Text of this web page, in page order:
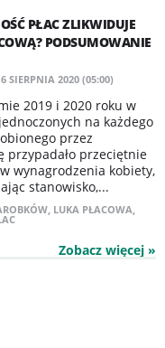
PŁAC ZLIKWIDUJE
PODSUMOWANIE
SIERPNIA 2020 (05:00)
2019 i 2020 roku w
na każdego
przez
przypadało przeciętnie
wynagrodzenia kobiety,
stanowisko,...
, LUKA PŁACOWA,
Zobacz więcej »